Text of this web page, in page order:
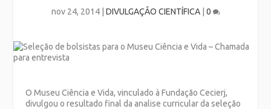
nov 24, 2014| DIVULGAÇÃO CIENTÍFICA| 0
O Museu Ciência e Vida, vinculado à Fundação Cecierj,
divulgou o resultado final da analise curricular da seleção